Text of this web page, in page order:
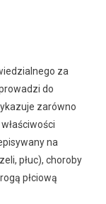
za
do
zarówno
na
płuc), choroby
płciową